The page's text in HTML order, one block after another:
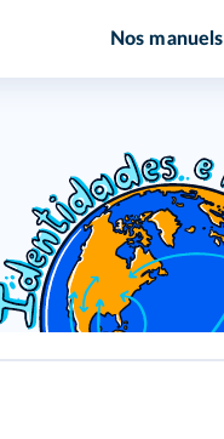
Nos manuels